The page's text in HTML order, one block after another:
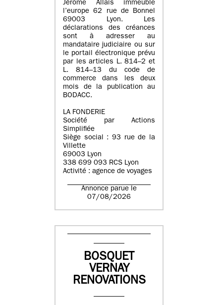
Jérôme Allais immeuble
l’europe 62 rue de Bonnel
69003 Lyon. Les
déclarations des créances
sont à adresser au
mandataire judiciaire ou sur
le portail électronique prévu
par les articles L. 814–2 et
L. 814–13 du code de
commerce dans les deux
mois de la publication au
BODACC.
LA FONDERIE
Société par Actions
Simplifiée
Siège social : 93 rue de la
Villette
69003 Lyon
338 699 093 RCS Lyon
Activité : agence de voyages
Annonce parue le
07/08/2026
BOSQUET
VERNAY
RENOVATIONS